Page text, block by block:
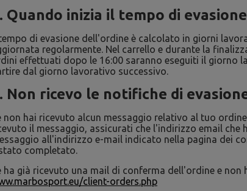
Quando inizia il tempo di
di evasione dell'ordine è calcolato in giorni
regolarmente. Nel carrello e durante la
effettuati dopo le 16:00 saranno eseguiti il giorno
dal giorno lavorativo successivo.
Non ricevo le notifiche di
non hai ricevuto alcun messaggio relativo al tuo
il messaggio, assicurati che l'indirizzo email
all'indirizzo e-mail indicato nella pagina dei
completato.
ha già ricevuto una mail di conferma dell'ordine e
client-orders.php